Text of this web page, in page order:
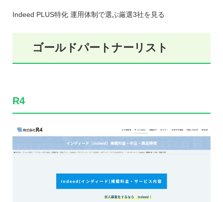
Indeed PLUS特化 運用体制で選ぶ厳選3社を見る
ゴールドパートナーリスト
R4